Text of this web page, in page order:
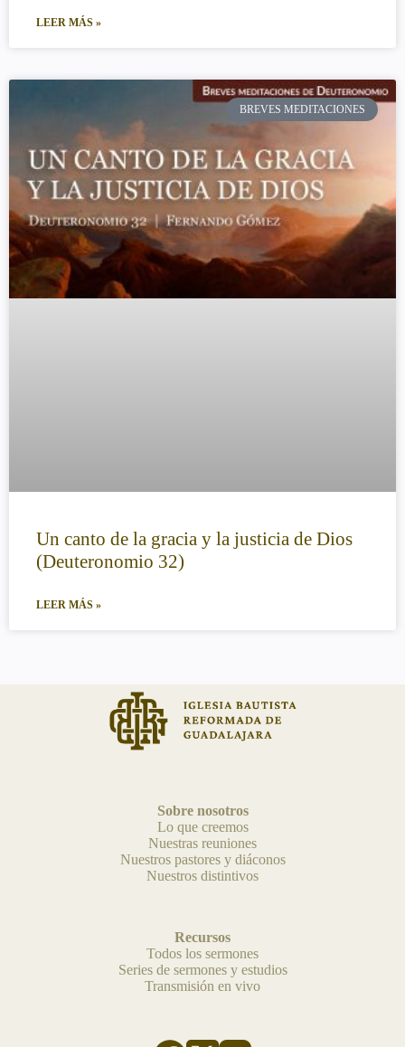
LEER MÁS »
BREVES MEDITACIONES
Un canto de la gracia y la justicia de Dios
(Deuteronomio 32)
LEER MÁS »
Sobre nosotros
Lo que creemos
Nuestras reuniones
Nuestros pastores y diáconos
Nuestros distintivos
Recursos
Todos los sermones
Series de sermones y estudios
Transmisión en vivo